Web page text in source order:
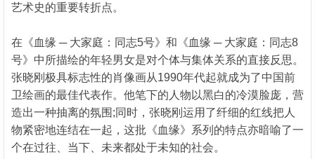
艺术史的重要转折点。
在《血缘 ─ 大家庭：同志5号》和《血缘 ─ 大家庭：同志8
号》中所描绘的年轻男女是对个体与集体关系的直接反思。
张晓刚极具标志性的肖像画从1990年代起就成为了中国前
卫绘画的最佳代表作。他笔下的人物以黑白的冷漠脸庞，营
造出一种抽离的氛围;同时，张晓刚运用了纤细的红线把人
物紧密地连结在一起，这批《血缘》系列的特点亦暗喻了一
个在过往、当下、未来都处于未知的社会。